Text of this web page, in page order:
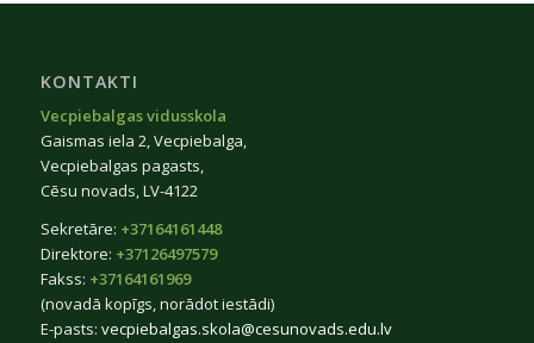
KONTAKTI
Vecpiebalgas vidusskola
Gaismas iela 2, Vecpiebalga,
Vecpiebalgas pagasts,
Cēsu novads, LV-4122
Sekretāre: +37164161448
Direktore: +37126497579
Fakss: +37164161969
(novadā kopīgs, norādot iestādi)
E-pasts: vecpiebalgas.skola@cesunovads.edu.lv